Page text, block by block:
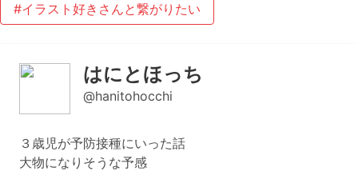
#イラスト好きさんと繋がりたい
はにとほっち
@hanitohocchi
３歳児が予防接種にいった話
大物になりそうな予感